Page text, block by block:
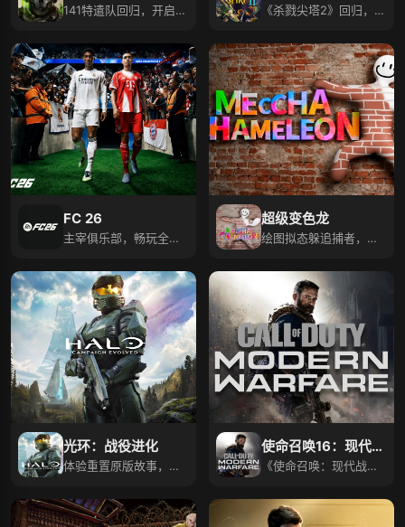
争2
141特遣队回归，开启前
《杀戮尖塔2》回归，创
FC 26
主宰俱乐部，畅玩全新
超级变色龙
绘图拟态躲追捕者，限
光环：战役进化
体验重置原版故事，全
袭！
使命召唤16：现代战
争
《使命召唤：现代战
录！